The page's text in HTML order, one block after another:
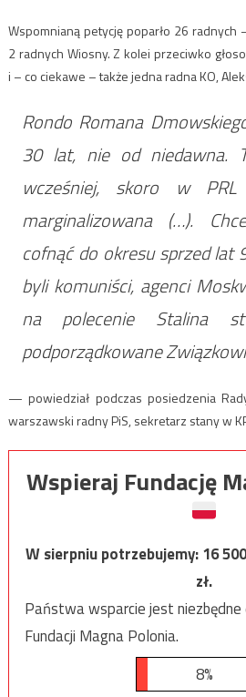
Wspomnianą petycję poparło 26 radnych
2 radnych Wiosny. Z kolei przeciwko
i – co ciekawe – także jedna radna KO,
Rondo Romana
30 lat, nie od niedawna.
wcześniej, skoro w
marginalizowana (…).
cofnąć do okresu sprzed lat
byli komuniści, agenci
na polecenie Stalina
podporządkowane
— powiedział podczas posiedzenia
warszawski radny PiS, sekretarz stany w
Wspieraj Fundację
W sierpniu potrzebujemy:16
zł.
Państwa wsparcie jest
Fundacji Magna Polonia.
8%